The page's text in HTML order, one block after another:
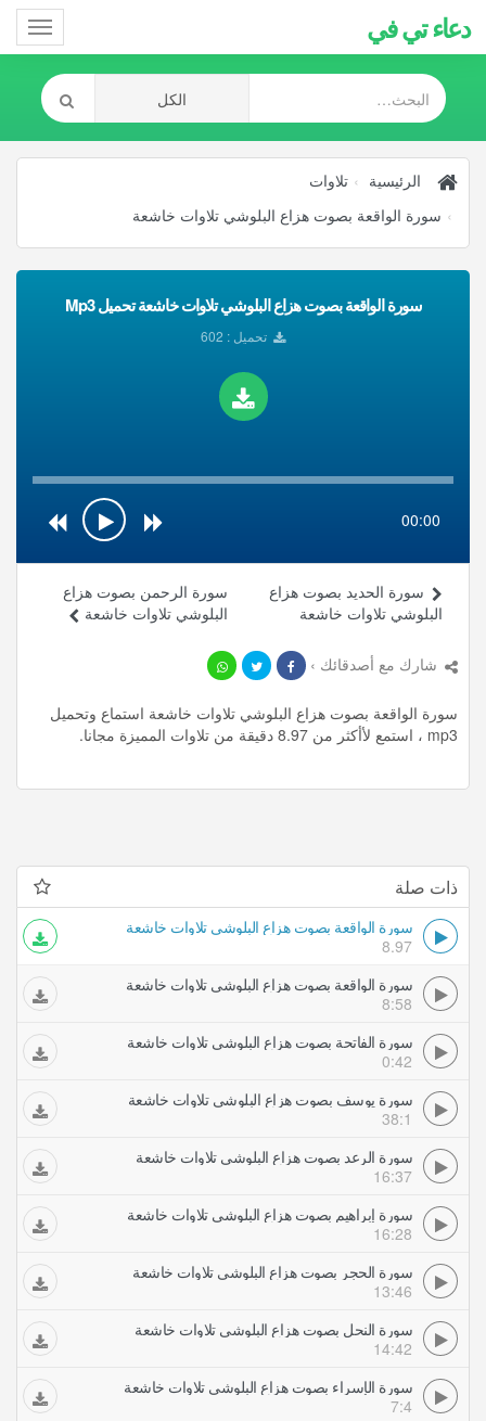
دعاء تي في
الرئيسية
تلاوات
سورة الواقعة بصوت هزاع البلوشي تلاوات خاشعة
سورة الواقعة بصوت هزاع البلوشي تلاوات خاشعة تحميل Mp3
تحميل : 602
00:00
سورة الرحمن بصوت هزاع
البلوشي تلاوات خاشعة
سورة الحديد بصوت هزاع
البلوشي تلاوات خاشعة
شارك مع أصدقائك ›
سورة الواقعة بصوت هزاع البلوشي تلاوات خاشعة استماع وتحميل
mp3 ، استمع لأأكثر من 8.97 دقيقة من تلاوات المميزة مجانا.
ذات صلة
سورة الواقعة بصوت هزاع البلوشي تلاوات خاشعة
8.97
سورة الواقعة بصوت هزاع البلوشي تلاوات خاشعة
8:58
سورة الفاتحة بصوت هزاع البلوشي تلاوات خاشعة
0:42
سورة يوسف بصوت هزاع البلوشي تلاوات خاشعة
38:1
سورة الرعد بصوت هزاع البلوشي تلاوات خاشعة
16:37
سورة إبراهيم بصوت هزاع البلوشي تلاوات خاشعة
16:28
سورة الحجر بصوت هزاع البلوشي تلاوات خاشعة
13:46
سورة النحل بصوت هزاع البلوشي تلاوات خاشعة
14:42
سورة الإسراء بصوت هزاع البلوشي تلاوات خاشعة
7:4